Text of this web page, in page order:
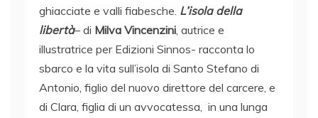
ghiacciate e valli fiabesche. L’isola della
libertà– di Milva Vincenzini, autrice e
illustratrice per Edizioni Sinnos- racconta lo
sbarco e la vita sull’isola di Santo Stefano di
Antonio, figlio del nuovo direttore del carcere, e
di Clara, figlia di un avvocatessa, in una lunga